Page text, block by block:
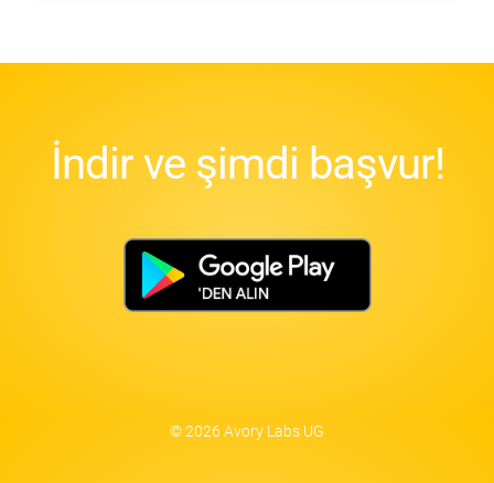
İndir ve şimdi başvur!
© 2026 Avory Labs UG